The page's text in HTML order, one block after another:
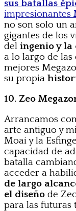
sus batallas
impresionantes
no son solo un
gigantes de los
del ingenio y
a lo largo de las
mejores
su propia
10. Zeo
Arrancamos
arte antiguo y
Moai y la
capacidad de
batalla
acceder a
de largo
el diseño de
para las futuras